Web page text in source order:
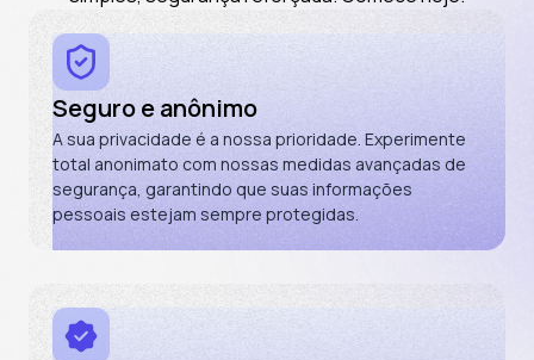
IRCTC
Twitter|X
Seguro e anônimo
A sua privacidade é a nossa prioridade. Experimente
total anonimato com nossas medidas avançadas de
segurança, garantindo que suas informações
pessoais estejam sempre protegidas.